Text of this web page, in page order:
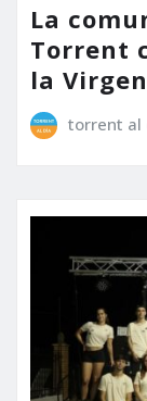
La
Torrent
la
torrent al